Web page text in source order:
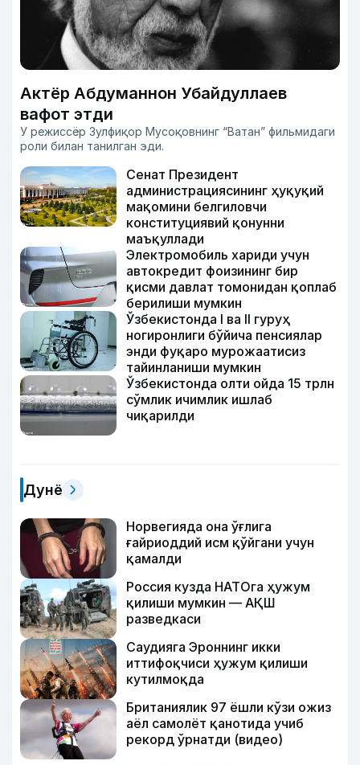
Актёр Абду­маннон Убайдуллаев
вафот этди
У режиссёр Зулфиқор Мусоқовнинг “Ватан” фильмидаги
роли билан танилган эди.
Сенат Президент
администрациясининг ҳуқуқий
мақомини белгиловчи
конституциявий қонунни
маъқуллади
Электромобиль хариди учун
автокредит фоизининг бир
қисми давлат томонидан қоплаб
берилиши мумкин
Ўзбекистонда I ва II гуруҳ
ногиронлиги бўйича пенсиялар
энди фуқаро мурожаатисиз
тайинланиши мумкин
Ўзбекистонда олти ойда 15 трлн
сўмлик ичимлик ишлаб
чиқарилди
Дунё
Норвегияда она ўғлига
ғайриоддий исм қўйгани учун
қамалди
Россия кузда НАТОга ҳужум
қилиши мумкин — АҚШ
разведкаси
Саудияга Эроннинг икки
иттифоқчиси ҳужум қилиши
кутилмоқда
Британиялик 97 ёшли кўзи ожиз
аёл самолёт қанотида учиб
рекорд ўрнатди (видео)